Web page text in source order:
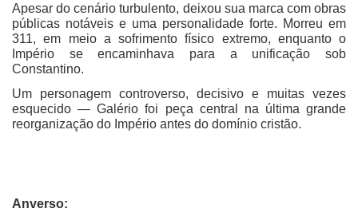
Apesar do cenário turbulento, deixou sua marca com obras
públicas notáveis e uma personalidade forte. Morreu em
311, em meio a sofrimento físico extremo, enquanto o
Império se encaminhava para a unificação sob
Constantino.
Um personagem controverso, decisivo e muitas vezes
esquecido — Galério foi peça central na última grande
reorganização do Império antes do domínio cristão.
Anverso: